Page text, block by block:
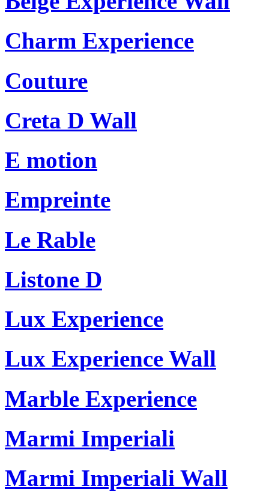
Charm Experience
Couture
Creta D Wall
E motion
Empreinte
Le Rable
Listone D
Lux Experience
Lux Experience Wall
Marble Experience
Marmi Imperiali
Marmi Imperiali Wall